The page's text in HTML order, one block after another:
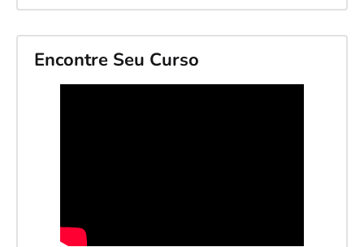
Encontre Seu Curso